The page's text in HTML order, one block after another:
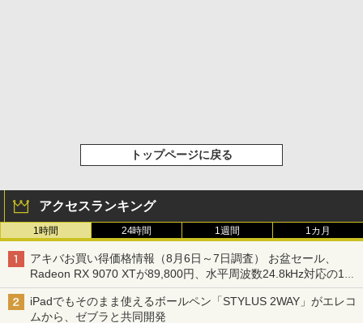
トップページに戻る
アクセスランキング
1時間 24時間 1週間 1カ月
アキバお買い得価格情報（8月6日～7日調査） お盆セール、
Radeon RX 9070 XTが89,800円、水平周波数24.8kHz対応の17
型モニターが9,801円、暑さ指数連動セール ほか
iPadでもそのまま使えるボールペン「STYLUS 2WAY」がエレコ
ムから、ゼブラと共同開発